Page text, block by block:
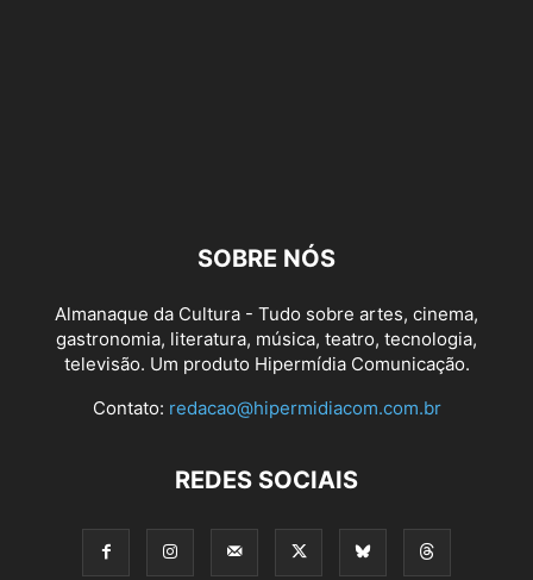
SOBRE NÓS
Almanaque da Cultura - Tudo sobre artes, cinema,
gastronomia, literatura, música, teatro, tecnologia,
televisão. Um produto Hipermídia Comunicação.
Contato: redacao@hipermidiacom.com.br
REDES SOCIAIS